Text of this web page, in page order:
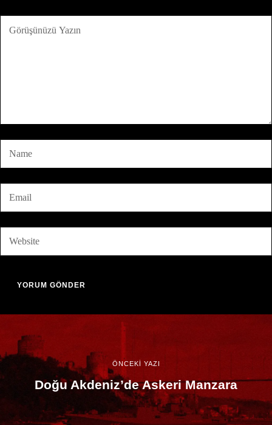
ÖNCEKİ YAZI
Doğu Akdeniz’de Askeri Manzara